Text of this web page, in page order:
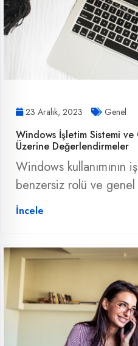
23 Aralık, 2023 Genel
Windows İşletim Sistemi ve
Üzerine Değerlendirmeler
Windows kullanımının
benzersiz rolü ve
İncele